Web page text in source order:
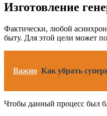
Изготовление
Фактически, любой
быту. Для этой цели может
Важно Как убрать
Чтобы данный процесс был